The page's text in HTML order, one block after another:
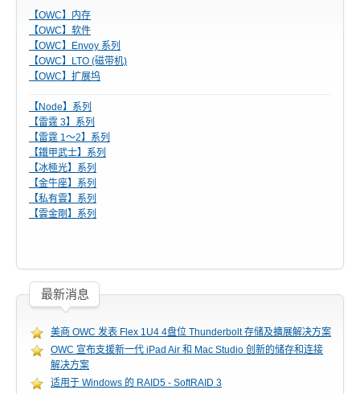
配件类 - 专区
重要公告
活动讯息
获奖讯息
名人推荐
【OWC】内存
【OWC】软件
【OWC】Envoy 系列
【OWC】LTO (磁带机)
【OWC】扩展坞
【Node】系列
【雷霆 3】系列
【雷霆 1～2】系列
【鐵甲武士】系列
【冰極光】系列
【金牛座】系列
【私有雲】系列
【雲金剛】系列
最新消息
美商 OWC 发表 Flex 1U4 4盘位 Thunderbolt 存储及擴展解决方案
OWC 宣布支援新一代 iPad Air 和 Mac Studio 创新的储存和连接
解决方案
适用于 Windows 的 RAID5 - SoftRAID 3